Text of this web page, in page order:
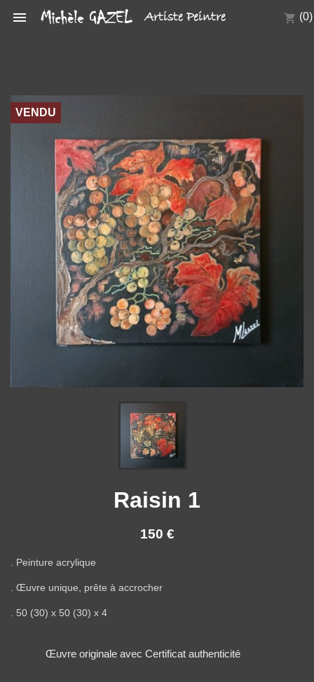
 shopping_cart (0)
Artiste Peintre
VENDU
Raisin 1
150 €
. Peinture acrylique
. Œuvre unique, prête à accrocher
. 50 (30) x 50 (30) x 4
Œuvre originale avec Certificat authenticité